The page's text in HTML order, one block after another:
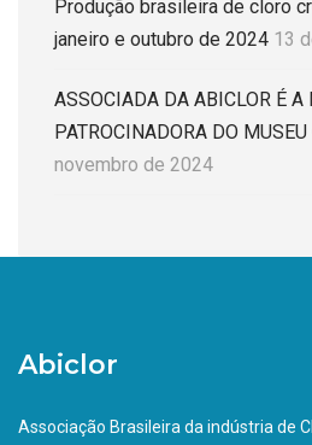
Produção brasileira de cloro
janeiro e outubro de 2024 13
ASSOCIADA DA ABICLOR É A
PATROCINADORA DO MUSEU
novembro de 2024
Abiclor
Associação Brasileira da indústria de